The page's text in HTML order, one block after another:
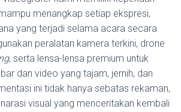
menangkap setiap ekspresi,
yang terjadi selama acara secara
peralatan kamera terkini, drone
, serta lensa-lensa premium untuk
dan video yang tajam, jernih, dan
ini tidak hanya sebatas rekaman,
visual yang menceritakan kembali